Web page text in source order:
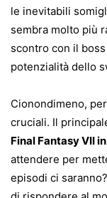
le inevitabili
sembra molto più
scontro con il
potenzialità dello
Cionondimeno,
cruciali. Il
Final Fantasy VII
attendere per
episodi ci